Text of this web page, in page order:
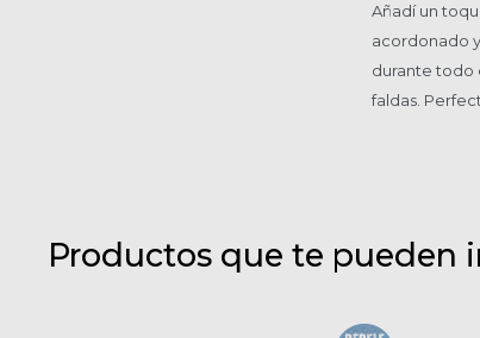
Añadí un
acordonado
durante todo
faldas.
Productos que te pueden